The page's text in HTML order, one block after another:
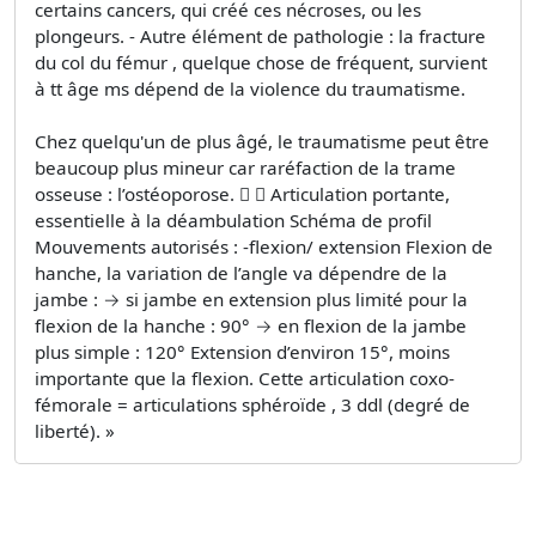
certains cancers, qui créé ces nécroses, ou les
plongeurs. - Autre élément de pathologie : la fracture
du col du fémur , quelque chose de fréquent, survient
à tt âge ms dépend de la violence du traumatisme.
Chez quelqu'un de plus âgé, le traumatisme peut être
beaucoup plus mineur car raréfaction de la trame
osseuse : l’ostéoporose.   Articulation portante,
essentielle à la déambulation Schéma de profil
Mouvements autorisés : -flexion/ extension Flexion de
hanche, la variation de l’angle va dépendre de la
jambe : → si jambe en extension plus limité pour la
flexion de la hanche : 90° → en flexion de la jambe
plus simple : 120° Extension d’environ 15°, moins
importante que la flexion. Cette articulation coxo-
fémorale = articulations sphéroïde , 3 ddl (degré de
liberté). »